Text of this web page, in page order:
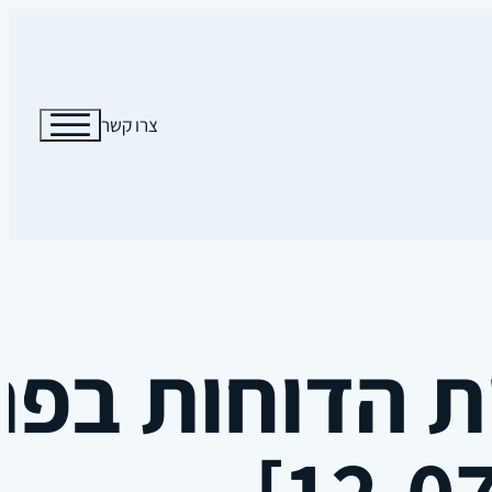
צרו קשר
הדוחות